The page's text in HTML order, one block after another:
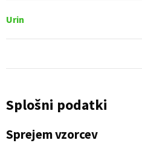
Urin
Splošni podatki
Sprejem vzorcev